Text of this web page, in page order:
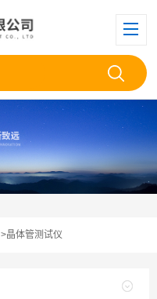
>晶体管测试仪